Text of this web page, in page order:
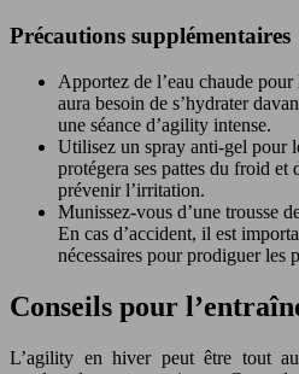
Précautions supplémentaires
Apportez de l’eau chaude
aura besoin de s’hydrater
une séance d’agility intense.
Utilisez un spray anti-gel pour
protégera ses pattes du froid et
prévenir l’irritation.
Munissez-vous d’une trousse
En cas d’accident, il est
nécessaires pour prodiguer les
Conseils pour
L’agility en hiver peut être tout